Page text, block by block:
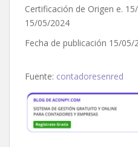
Certificación de Origen e.
15/05/2024
Fecha de publicación 15/05/
Fuente: contadoresenred